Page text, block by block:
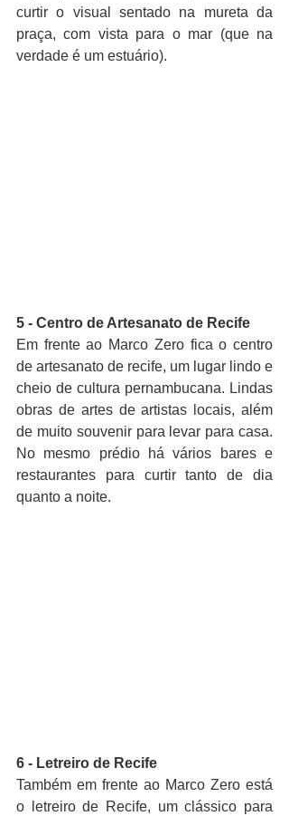
curtir o visual sentado na mureta da
praça, com vista para o mar (que na
verdade é um estuário).
5 - Centro de Artesanato de Recife
Em frente ao Marco Zero fica o centro
de artesanato de recife, um lugar lindo e
cheio de cultura pernambucana. Lindas
obras de artes de artistas locais, além
de muito souvenir para levar para casa.
No mesmo prédio há vários bares e
restaurantes para curtir tanto de dia
quanto a noite.
6 - Letreiro de Recife
Também em frente ao Marco Zero está
o letreiro de Recife, um clássico para